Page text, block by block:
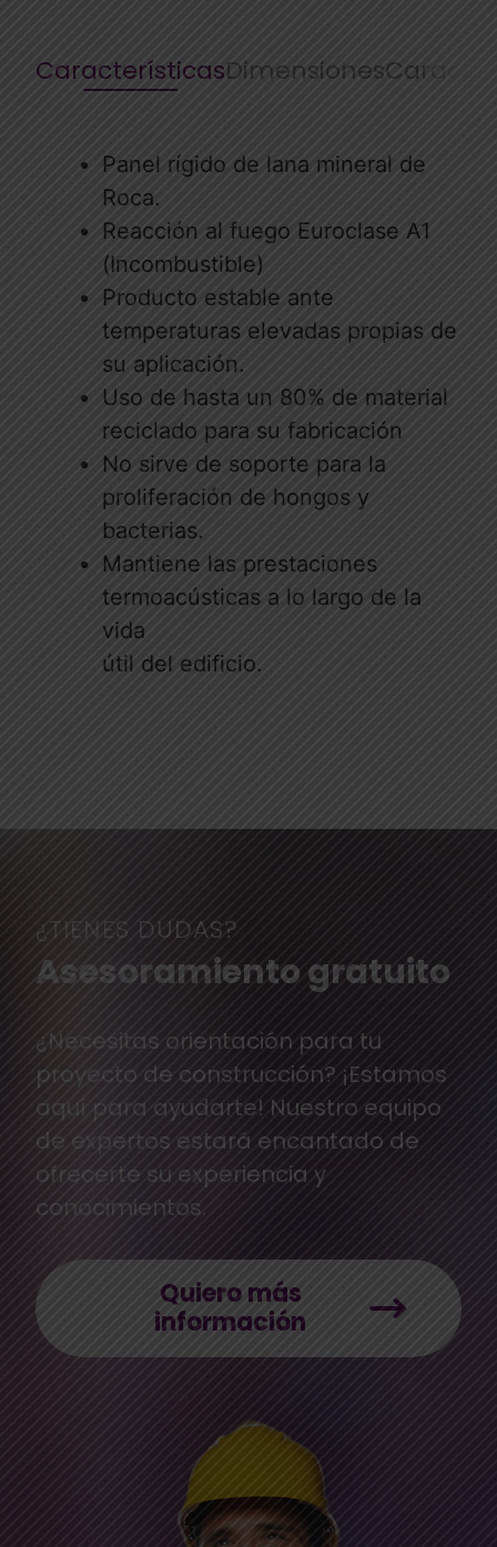
CaracterísticasDimensiones
Panel rígido de lana mineral de
Roca.
Reacción al fuego Euroclase A1
(Incombustible)
Producto estable ante
temperaturas elevadas propias de
su aplicación.
Uso de hasta un 80% de material
reciclado para su fabricación
No sirve de soporte para la
proliferación de hongos y
bacterias.
Mantiene las prestaciones
termoacústicas a lo largo de la
vida
útil del edificio.
¿TIENES DUDAS?
Asesoramiento gratuito
¿Necesitas orientación para tu
proyecto de construcción? ¡Estamos
aquí para ayudarte! Nuestro equipo
de expertos estará encantado de
ofrecerte su experiencia y
conocimientos.
Quiero más
información